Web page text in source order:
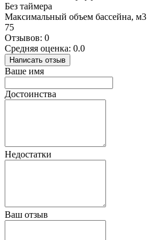
Без таймера
Максимальный объем бассейна, м3
75
Отзывов: 0
Средняя оценка: 0.0
Написать отзыв
Ваше имя
Достоинства
Недостатки
Ваш отзыв